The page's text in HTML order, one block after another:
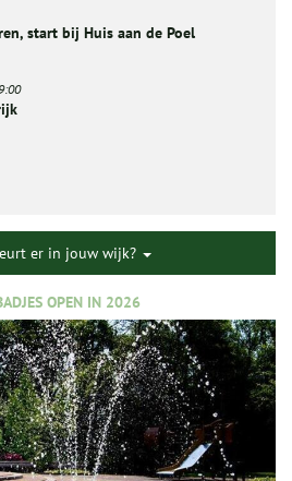
start bij Huis aan de Poel
er in jouw wijk?
OPEN IN 2026